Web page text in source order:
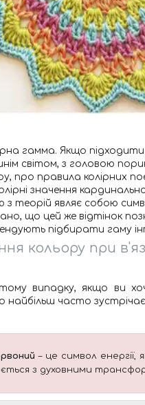
гамма. Якщо
світом, з головою
про правила колірних
значення
з теорій являє собою
що цей же відтінок
підбирати гаму
кольору при
випадку, якщо ви
найбільш часто
– це символ
з духовними